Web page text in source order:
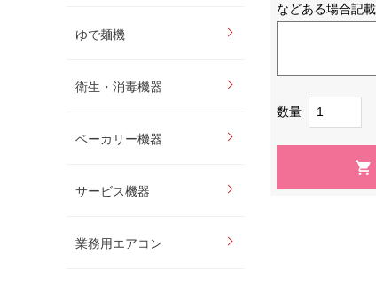
ゆで麺機
衛生・消毒機器
ベーカリー機器
サービス機器
業務用エアコン
などある場合記
数量